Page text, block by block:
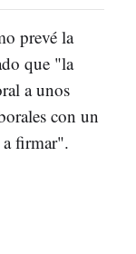
prevé la
que "la
a unos
con un
a firmar".